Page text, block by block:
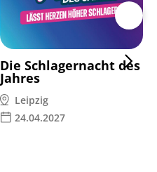
Die Schlagernacht des
Jahres
Leipzig
24.04.2027